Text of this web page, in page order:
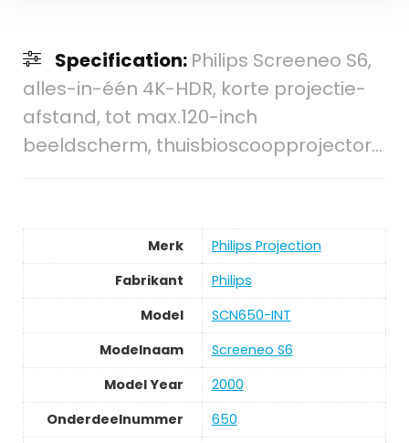
Specification: Philips Screeneo S6,
alles-in-één 4K-HDR, korte projectie-
afstand, tot max.120-inch
beeldscherm, thuisbioscoopprojector…
Merk
‎Philips Projection
Fabrikant
‎Philips
Model
‎SCN650-INT
Modelnaam
‎Screeneo S6
Model Year
‎2000
Onderdeelnummer
‎650